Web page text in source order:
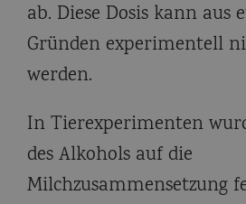
ab. Diese Dosis kann aus
Gründen experimentell
werden.
In Tierexperimenten
des Alkohols auf die
Milchzusammensetzung